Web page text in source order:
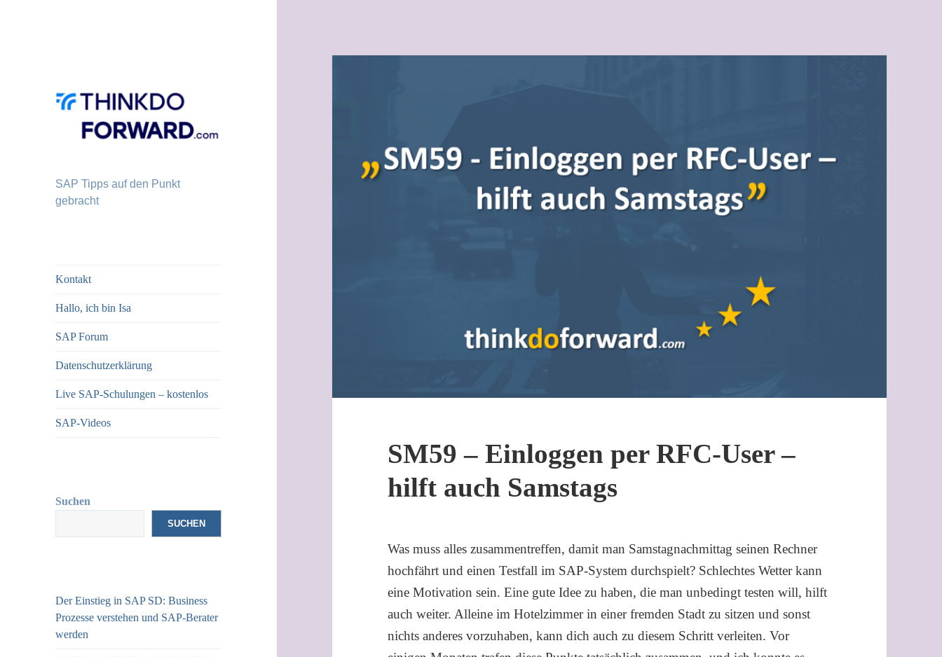
SAP Tipps auf den Punkt
gebracht
Kontakt
Hallo, ich bin Isa
SAP Forum
Datenschutzerklärung
Live SAP-Schulungen – kostenlos
SAP-Videos
Suchen
SUCHEN
Der Einstieg in SAP SD: Business
Prozesse verstehen und SAP-Berater
werden
SM59 – Einloggen per RFC-User –
hilft auch Samstags
Was muss alles zusammentreffen, damit man Samstagnachmittag seinen Rechner
hochfährt und einen Testfall im SAP-System durchspielt? Schlechtes Wetter kann
eine Motivation sein. Eine gute Idee zu haben, die man unbedingt testen will, hilft
auch weiter. Alleine im Hotelzimmer in einer fremden Stadt zu sitzen und sonst
nichts anderes vorzuhaben, kann dich auch zu diesem Schritt verleiten. Vor